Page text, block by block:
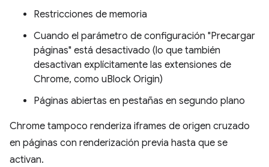
Restricciones de memoria
Cuando el parámetro de configuración "Precargar
páginas" está desactivado (lo que también
desactivan explícitamente las extensiones de
Chrome, como uBlock Origin)
Páginas abiertas en pestañas en segundo plano
Chrome tampoco renderiza iframes de origen cruzado
en páginas con renderización previa hasta que se
activan.